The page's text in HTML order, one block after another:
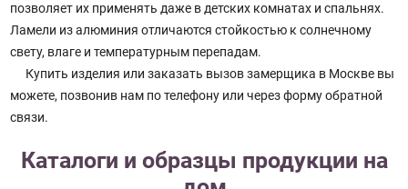
позволяет их применять даже в детских комнатах и спальнях.
Ламели из алюминия отличаются стойкостью к солнечному
свету, влаге и температурным перепадам.
Купить изделия или заказать вызов замерщика в Москве вы
можете, позвонив нам по телефону или через форму обратной
связи.
Каталоги и образцы продукции на